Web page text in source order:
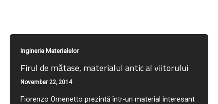
Ingineria Materialelor
Firul de mătase, materialul antic al viitorului
November 22, 2014
Fiorenzo Omenetto prezintă într-un material interesant